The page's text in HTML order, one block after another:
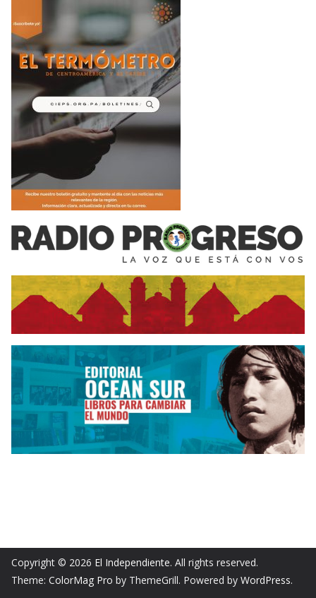
Copyright © 2026 El Independiente. All rights reserved.
Theme: ColorMag Pro by ThemeGrill. Powered by WordPress.